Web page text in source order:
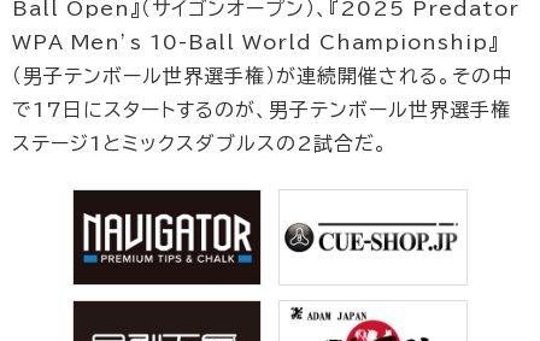
Ball Open』（サイゴンオープン）、『2025 Predator
WPA Men’s 10-Ball World Championship』
（男子テンボール世界選手権）が連続開催される。その中
で17日にスタートするのが、男子テンボール世界選手権
ステージ1とミックスダブルスの2試合だ。